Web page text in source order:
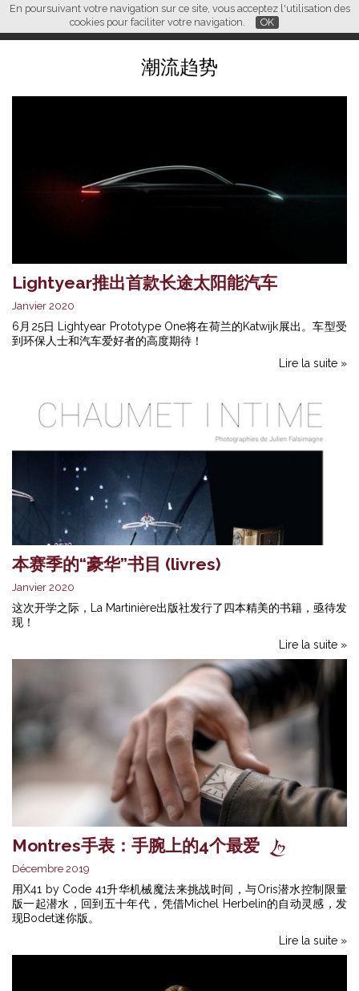
En poursuivant votre navigation sur ce site, vous acceptez l'utilisation des
cookies pour faciliter votre navigation.
OK
FR EN CN
L M
潮流趋势
Lightyear推出首款长途太阳能汽车
Janvier 2020
6月25日 Lightyear Prototype One将在荷兰的Katwijk展出。车型受
到环保人士和汽车爱好者的高度期待！
Lire la suite »
本赛季的“豪华”书目 (livres)
Janvier 2020
这次开学之际，La Martinière出版社发行了四本精美的书籍，亟待发
现！
Lire la suite »
Montres手表：手腕上的4个最爱
Décembre 2019
用X41 by Code 41升华机械魔法来挑战时间，与Oris潜水控制限量
版一起潜水，回到五十年代，凭借Michel Herbelin的自动灵感，发
现Bodet迷你版。
Lire la suite »